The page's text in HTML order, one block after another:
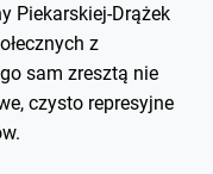
Piekarskiej-Drążek
z
sam zresztą nie
czysto represyjne